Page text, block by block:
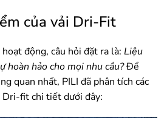
của vải Dri-Fit
động, câu hỏi đặt ra là: Liệu
hoàn hảo cho mọi nhu cầu?Để
quan nhất, PILI đã phân tích các
Dri-fit chi tiết dưới đây: